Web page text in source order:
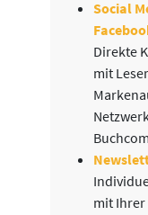
Social
Direkte
mit
mit